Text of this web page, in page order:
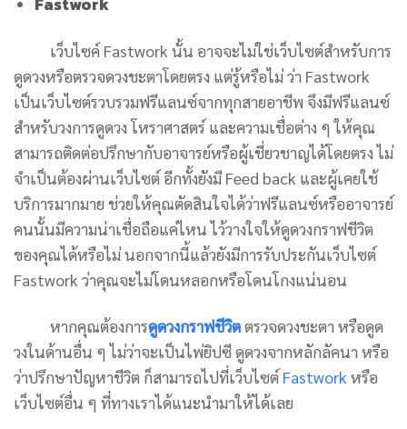
เว็บไซค์ Fastwork นั้น อาจจะไม่ใช่เว็บไซต์สำหรับการ
ดูดวงหรือตรวจดวงชะตาโดยตรง แต่รู้หรือไม่ ว่า Fastwork
เป็นเว็บไซต์รวบรวมฟรีแลนซ์จากทุกสายอาชีพ จึงมีฟรีแลนซ์
สำหรับวงการดูดวง โหราศาสตร์ และความเชื่อต่าง ๆ ให้คุณ
สามารถติดต่อปรึกษากับอาจารย์หรือผู้เชี่ยวชาญได้โดยตรง ไม่
จำเป็นต้องผ่านเว็บไซต์ อีกทั้งยังมี Feed back และผู้เคยใช้
บริการมากมาย ช่วยให้คุณตัดสินใจได้ว่าฟรีแลนซ์หรืออาจารย์
คนนั้นมีความน่าเชื่อถือแค่ไหน ไว้วางใจให้ดูดวงกราฟชีวิต
ของคุณได้หรือไม่ นอกจากนี้แล้วยังมีการรับประกันเว็บไซต์
Fastwork ว่าคุณจะไม่โดนหลอกหรือโดนโกงแน่นอน
หากคุณต้องการดูดวงกราฟชีวิตตรวจดวงชะตา หรือดูด
วงในด้านอื่น ๆ ไม่ว่าจะเป็นไพ่ยิปซี ดูดวงจากหลักลัคนา หรือ
ว่าปรึกษาปัญหาชีวิต ก็สามารถไปที่เว็บไซต์Fastwork หรือ
เว็บไซต์อื่น ๆ ที่ทางเราได้แนะนำมาให้ได้เลย